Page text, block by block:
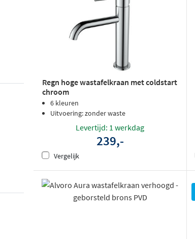
Regn hoge wastafelkraan met coldstart
chroom
6 kleuren
Uitvoering: zonder waste
Levertijd: 1 werkdag
239,-
Vergelijk